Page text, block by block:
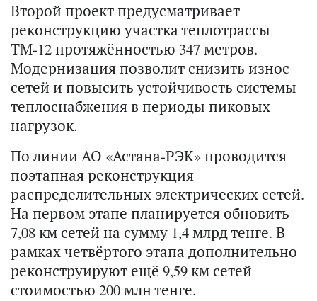
Второй проект предусматривает
реконструкцию участка теплотрассы
ТМ-12 протяжённостью 347 метров.
Модернизация позволит снизить износ
сетей и повысить устойчивость системы
теплоснабжения в периоды пиковых
нагрузок.
По линии АО «Астана-РЭК» проводится
поэтапная реконструкция
распределительных электрических сетей.
На первом этапе планируется обновить
7,08 км сетей на сумму 1,4 млрд тенге. В
рамках четвёртого этапа дополнительно
реконструируют ещё 9,59 км сетей
стоимостью 200 млн тенге.